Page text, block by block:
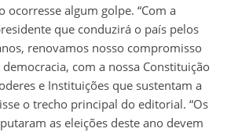
ocorresse algum golpe. “Com a
que conduzirá o país pelos
renovamos nosso compromisso
com a nossa Constituição
e Instituições que sustentam a
o trecho principal do editorial. “Os
as eleições deste ano devem